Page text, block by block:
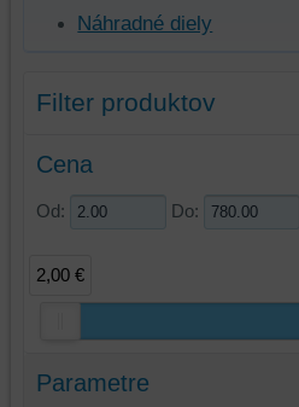
Náhradné diely
Filter produktov
Cena
Od: Do:
2,00 €
Parametre